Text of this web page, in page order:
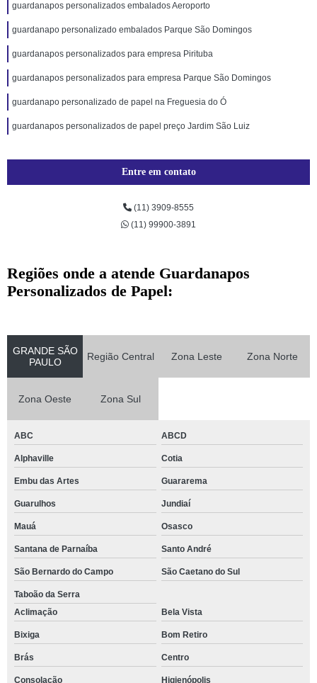
guardanapos personalizados embalados Aeroporto
guardanapo personalizado embalados Parque São Domingos
guardanapos personalizados para empresa Pirituba
guardanapos personalizados para empresa Parque São Domingos
guardanapo personalizado de papel na Freguesia do Ó
guardanapos personalizados de papel preço Jardim São Luiz
Entre em contato
(11) 3909-8555
(11) 99900-3891
Regiões onde a atende Guardanapos
Personalizados de Papel:
GRANDE SÃO
PAULO
Região Central Zona Leste Zona Norte
Zona Oeste Zona Sul
ABC ABCD
Alphaville Cotia
Embu das Artes Guararema
Guarulhos Jundiaí
Mauá Osasco
Santana de Parnaíba Santo André
São Bernardo do Campo São Caetano do Sul
Taboão da Serra
Aclimação
Bela Vista
Bixiga Bom Retiro
Brás Centro
Consolação Higienópolis